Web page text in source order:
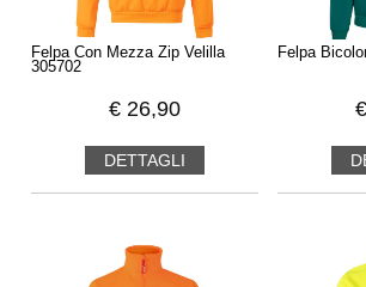
Felpa Con Mezza Zip Velilla
305702
€ 26,90
DETTAGLI
Felpa
€